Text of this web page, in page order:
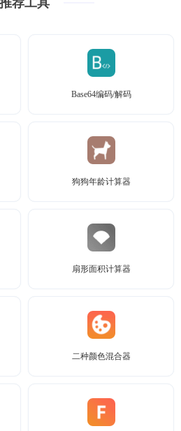
推荐工具
Base64编码/解码
狗狗年龄计算器
扇形面积计算器
二种颜色混合器